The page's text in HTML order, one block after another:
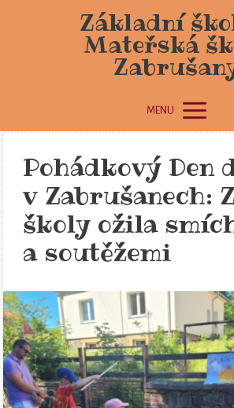
Základní
Mateřská
MENU
Pohádkový Den
v Zabrušanech:
školy ožila
a soutěžemi